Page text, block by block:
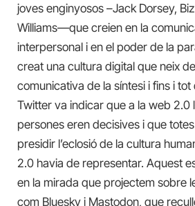
joves enginyosos –Jack Dorsey,
Williams—que creien en la
interpersonal i en el poder de la
creat una cultura digital que neix
comunicativa de la síntesi i fins i tot
Twitter va indicar que a la web 2.0
persones eren decisives i que
presidir l’eclosió de la cultura
2.0 havia de representar. Aquest
en la mirada que projectem sobre
com Bluesky i Mastodon, que